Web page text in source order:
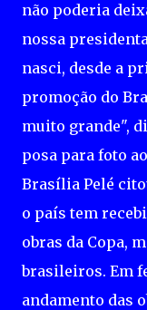
não poderia
nossa
nasci, desde a
promoção do
muito grande",
posa para foto
Brasília Pelé
o país tem
obras da Copa,
brasileiros. Em
andamento das